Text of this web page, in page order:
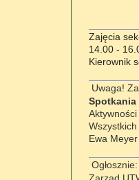
Zajęcia
14.00 -
Kierownik
Uwaga!
Spotkania
Ewa Meyer
Ogłosznie: